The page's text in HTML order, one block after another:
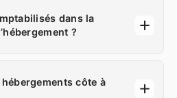
dans la
?
côte à